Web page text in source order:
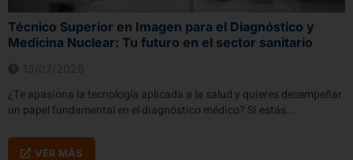
Técnico Superior en Imagen para el Diagnóstico y
Medicina Nuclear: Tu futuro en el sector sanitario
¿Te apasiona la tecnología aplicada a la salud y quieres desempeñar
un papel fundamental en el diagnóstico médico? Si estás...
VER MÁS